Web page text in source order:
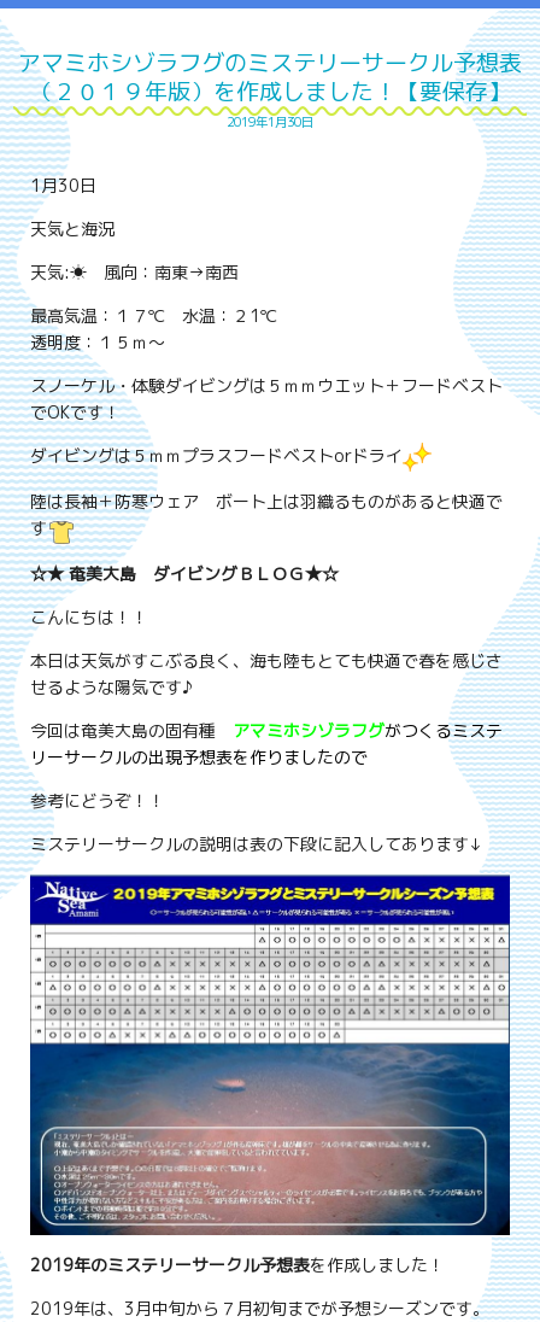
アマミホシゾラフグのミステリーサークル予想表
（２０１９年版）を作成しました！【要保存】
2019年1月30日
1月30日
天気と海況
天気:☀ 風向：南東→南西
最高気温：１７℃ 水温：２1℃
透明度：１５ｍ～
スノーケル・体験ダイビングは５ｍｍウエット＋フードベスト
でOKです！
ダイビングは５ｍｍプラスフードベストorドライ
陸は長袖＋防寒ウェア ボート上は羽織るものがあると快適で
す
☆★ 奄美大島 ダイビングＢＬＯＧ★☆
こんにちは！！
本日は天気がすこぶる良く、海も陸もとても快適で春を感じさ
せるような陽気です♪
今回は奄美大島の固有種 アマミホシゾラフグがつくるミステ
リーサークルの出現予想表を作りましたので
参考にどうぞ！！
ミステリーサークルの説明は表の下段に記入してあります↓
2019年のミステリーサークル予想表を作成しました！
2019年は、3月中旬から７月初旬までが予想シーズンです。